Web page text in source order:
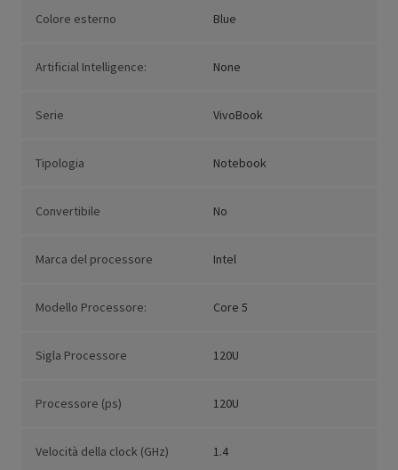
Colore esterno Blue
Artificial Intelligence: None
Serie VivoBook
Tipologia Notebook
Convertibile No
Marca del processore Intel
Modello Processore: Core 5
Sigla Processore 120U
Processore (ps) 120U
Velocità della clock (GHz) 1.4